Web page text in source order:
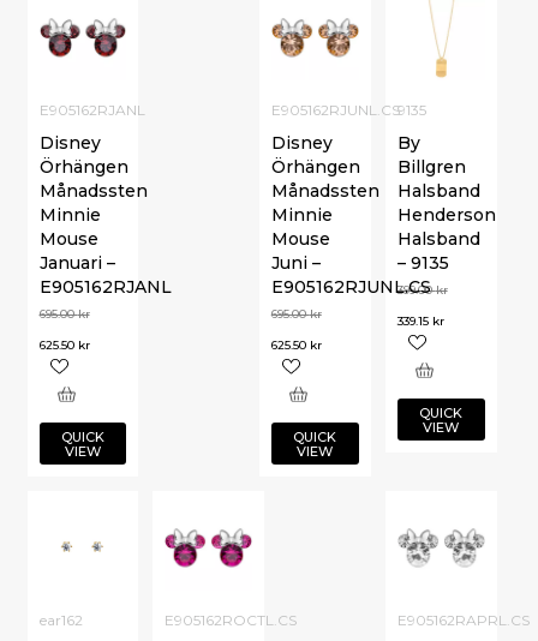
9135
By
Billgren
Halsband
Henderson
Halsband
– 9135
399.00kr
339.15 kr
QUICK
VIEW
E905162RJANL
Disney
Örhängen
Månadssten
Minnie
Mouse
Januari –
E905162RJANL
695.00kr
625.50 kr
QUICK
VIEW
E905162RJUNL.CS
Disney
Örhängen
Månadssten
Minnie
Mouse
Juni –
E905162RJUNL.CS
695.00kr
625.50 kr
QUICK
VIEW
ear162 E905162RAPRL.CS
E905162ROCTL.CS